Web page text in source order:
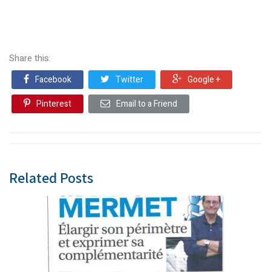
Share this:
Facebook Twitter
Google +
Pinterest
Email to a Friend
Related Posts